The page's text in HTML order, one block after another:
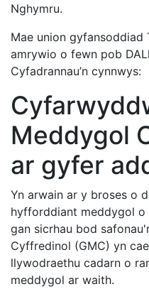
Nghymru.
Mae union gyfansoddiad
amrywio o fewn pob
Cyfadrannau’n cynnwys:
Meddygol
ar gyfer
Yn arwain ar y broses o
hyfforddiant meddygol
gan sicrhau bod
Cyffredinol (GMC) yn
llywodraethu cadarn o
meddygol ar waith.